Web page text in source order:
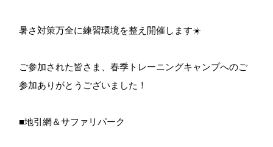
暑さ対策万全に練習環境を整え開催します☀️
ご参加された皆さま、春季トレーニングキャンプへのご
参加ありがとうございました！
■地引網＆サファリパーク